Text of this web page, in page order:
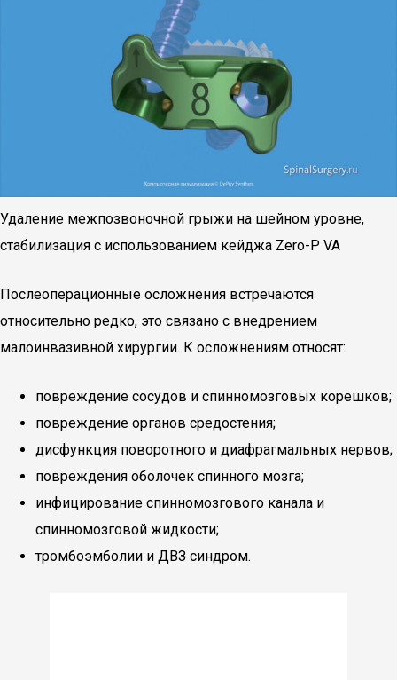
Удаление межпозвоночной грыжи на шейном уровне,
стабилизация с использованием кейджа Zero-P VA
Послеоперационные осложнения встречаются
относительно редко, это связано с внедрением
малоинвазивной хирургии. К осложнениям относят:
повреждение сосудов и спинномозговых корешков;
повреждение органов средостения;
дисфункция поворотного и диафрагмальных нервов;
повреждения оболочек спинного мозга;
инфицирование спинномозгового канала и
спинномозговой жидкости;
тромбоэмболии и ДВЗ синдром.